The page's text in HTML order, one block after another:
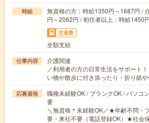
時給
無資格の方：時給1350円～1687円 /
円～2062円 / 初任者以上：時給1450
交通費
全額支給
仕事内容
介護関連
／利用者の方の日常生活をサポート
い物や散歩に付き添ったり・折り紙
応募資格
職種未経験OK / ブランクOK / パソコ
要
＼無資格＊未経験OK／★年齢不問・
要・来社不要（電話登録OK）★社会